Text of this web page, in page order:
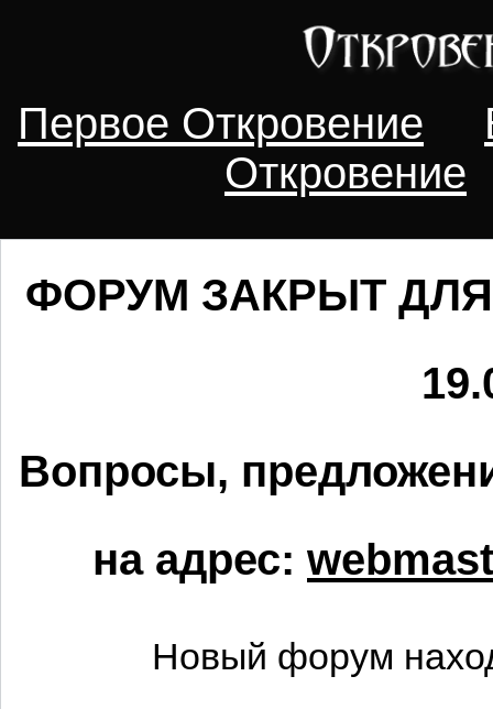
Первое Откровение
Откровение
ФОРУМ ЗАКРЫТ
Вопросы,
на адрес:
Новый форум